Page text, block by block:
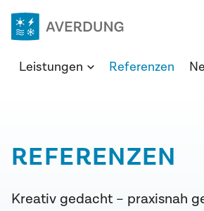
Zum
Inhalt
Ingenieure
Leistungen Referenzen
REFERENZEN
Kreativ gedacht – praxisnah